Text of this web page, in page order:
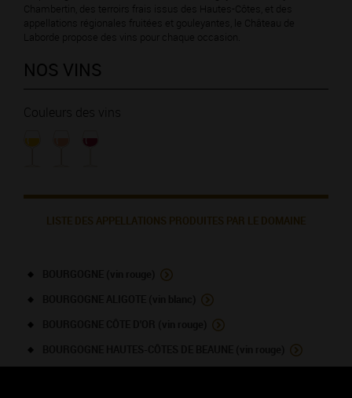
Chambertin, des terroirs frais issus des Hautes-Côtes, et des
appellations régionales fruitées et gouleyantes, le Château de
Laborde propose des vins pour chaque occasion.
NOS VINS
Couleurs des vins
LISTE DES APPELLATIONS PRODUITES PAR LE DOMAINE